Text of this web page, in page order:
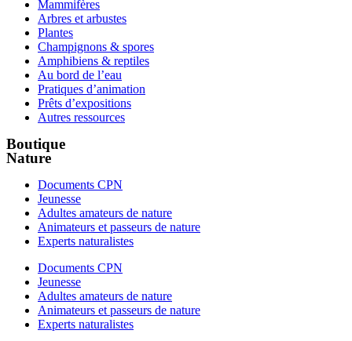
Mammifères
Arbres et arbustes
Plantes
Champignons & spores
Amphibiens & reptiles
Au bord de l’eau
Pratiques d’animation
Prêts d’expositions
Autres ressources
Boutique
Nature
Documents CPN
Jeunesse
Adultes amateurs de nature
Animateurs et passeurs de nature
Experts naturalistes
Documents CPN
Jeunesse
Adultes amateurs de nature
Animateurs et passeurs de nature
Experts naturalistes